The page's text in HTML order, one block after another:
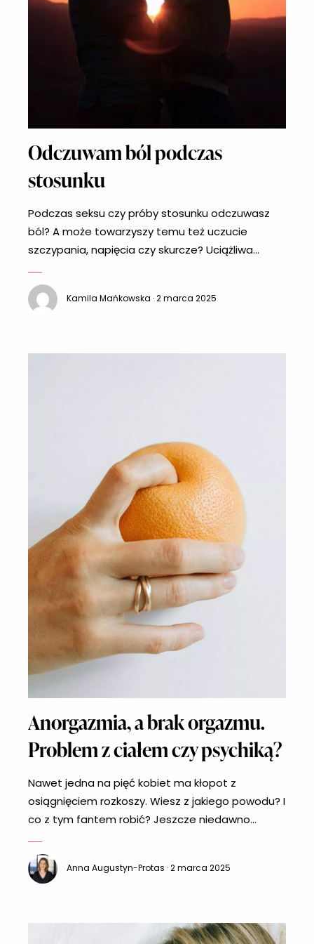
Odczuwam ból podczas
stosunku
Podczas seksu czy próby stosunku odczuwasz
ból? A może towarzyszy temu też uczucie
szczypania, napięcia czy skurcze? Uciążliwa
często zgłaszaną przypadłością w gabinetach
ginekologicznych. Seks nie powinien jednak boleć,
Kamila Mańkowska · 2 marca 2025
Anorgazmia, a brak orgazmu.
Problem z ciałem czy psychiką?
Nawet jedna na pięć kobiet ma kłopot z
osiągnięciem rozkoszy. Wiesz z jakiego powodu? I
co z tym fantem robić? Jeszcze niedawno
w przeciwieństwie do mężczyzny, do którego ta
umiejętność przychodzi sama, i na pstryk. W
Anna Augustyn-Protas · 2 marca 2025